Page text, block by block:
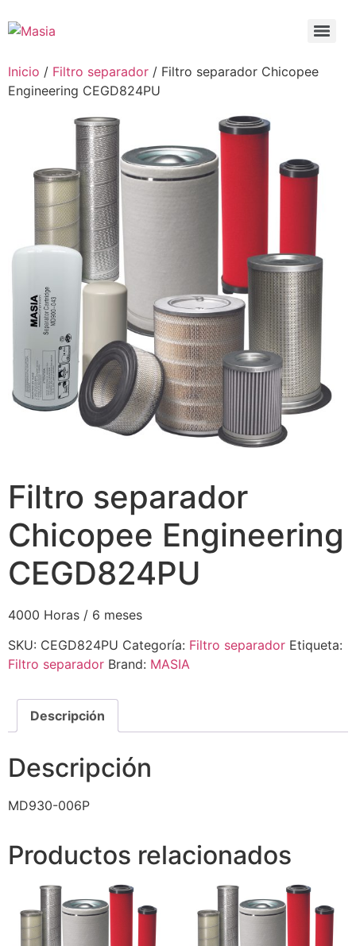
Inicio / Filtro separador / Filtro separador Chicopee
Engineering CEGD824PU
Filtro separador
Chicopee Engineering
CEGD824PU
4000 Horas / 6 meses
SKU: CEGD824PU Categoría: Filtro separador Etiqueta:
Filtro separador Brand: MASIA
Descripción
Descripción
MD930-006P
Productos relacionados